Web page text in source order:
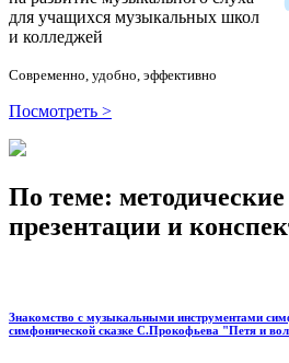
для учащихся музыкальных школ
и колледжей
Современно, удобно, эффективно
Посмотреть >
По теме: методические
презентации и
Знакомство с музыкальными инструментами
симфонической сказке С.Прокофьева "Петя и